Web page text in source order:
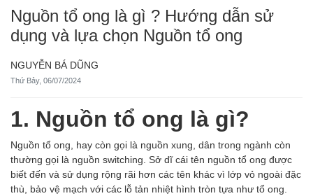
Nguồn tổ ong là gì ? Hướng dẫn sử
dụng và lựa chọn Nguồn tổ ong
NGUYỄN BÁ DŨNG
Thứ Bảy, 06/07/2024
1. Nguồn tổ ong là gì?
Nguồn tổ ong, hay còn gọi là nguồn xung, dân trong ngành còn
thường gọi là nguồn switching. Sở dĩ cái tên nguồn tổ ong được
biết đến và sử dụng rộng rãi hơn các tên khác vì lớp vỏ ngoài đặc
thù, bảo vệ mạch với các lỗ tản nhiệt hình tròn tựa như tổ ong.